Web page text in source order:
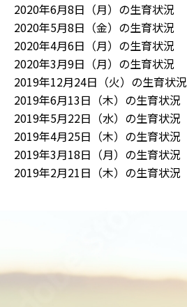
2020年6月8日（月）の生育状況
2020年5月8日（金）の生育状況
2020年4月6日（月）の生育状況
2020年3月9日（月）の生育状況
2019年12月24日（火）の生育状況
2019年6月13日（木）の生育状況
2019年5月22日（水）の生育状況
2019年4月25日（木）の生育状況
2019年3月18日（月）の生育状況
2019年2月21日（木）の生育状況